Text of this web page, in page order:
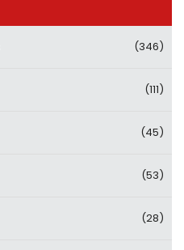
(346)
(111)
(45)
(53)
(28)